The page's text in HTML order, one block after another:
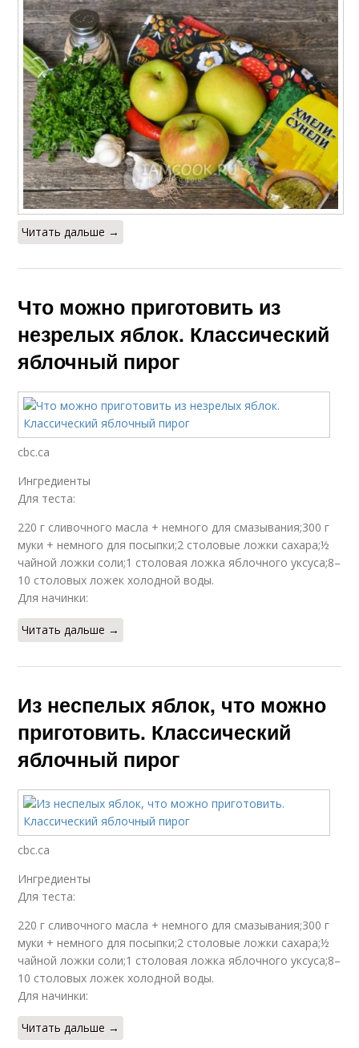
Читать дальше →
Что можно приготовить из
незрелых яблок. Классический
яблочный пирог
cbc.ca
Ингредиенты
Для теста:
220 г сливочного масла + немного для смазывания;300 г
муки + немного для посыпки;2 столовые ложки сахара;½
чайной ложки соли;1 столовая ложка яблочного уксуса;8–
10 столовых ложек холодной воды.
Для начинки:
Читать дальше →
Из неспелых яблок, что можно
приготовить. Классический
яблочный пирог
cbc.ca
Ингредиенты
Для теста:
220 г сливочного масла + немного для смазывания;300 г
муки + немного для посыпки;2 столовые ложки сахара;½
чайной ложки соли;1 столовая ложка яблочного уксуса;8–
10 столовых ложек холодной воды.
Для начинки:
Читать дальше →